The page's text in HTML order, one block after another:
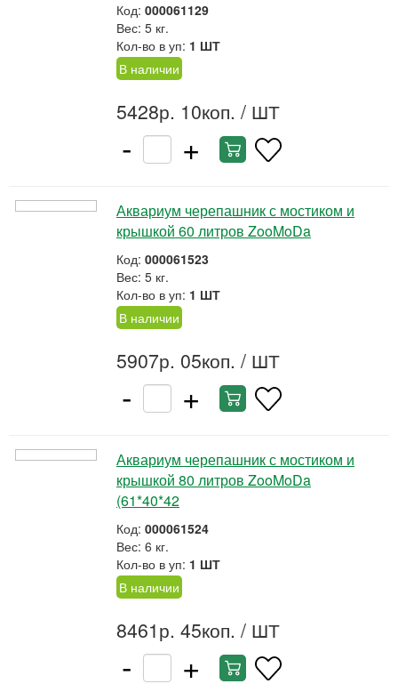
Код: 000061129
Вес: 5 кг.
Кол-во в уп: 1 ШТ
В наличии
5428р. 10коп. / ШТ
- +
Аквариум черепашник с мостиком и
крышкой 60 литров ZooMoDa
Код: 000061523
Вес: 5 кг.
Кол-во в уп: 1 ШТ
В наличии
5907р. 05коп. / ШТ
- +
Аквариум черепашник с мостиком и
крышкой 80 литров ZooMoDa
(61*40*42
Код: 000061524
Вес: 6 кг.
Кол-во в уп: 1 ШТ
В наличии
8461р. 45коп. / ШТ
- +